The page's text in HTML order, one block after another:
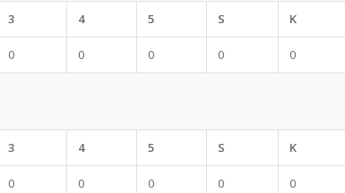
3 4 5 S K
0 0 0 0 0
3 4 5 S K
0 0 0 0 0